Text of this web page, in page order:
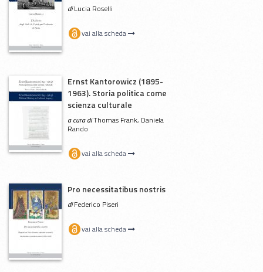
diLucia Roselli
vai alla scheda
Ernst Kantorowicz (1895-
1963). Storia politica come
scienza culturale
a cura diThomas Frank, Daniela
Rando
vai alla scheda
Pro necessitatibus nostris
diFederico Piseri
vai alla scheda